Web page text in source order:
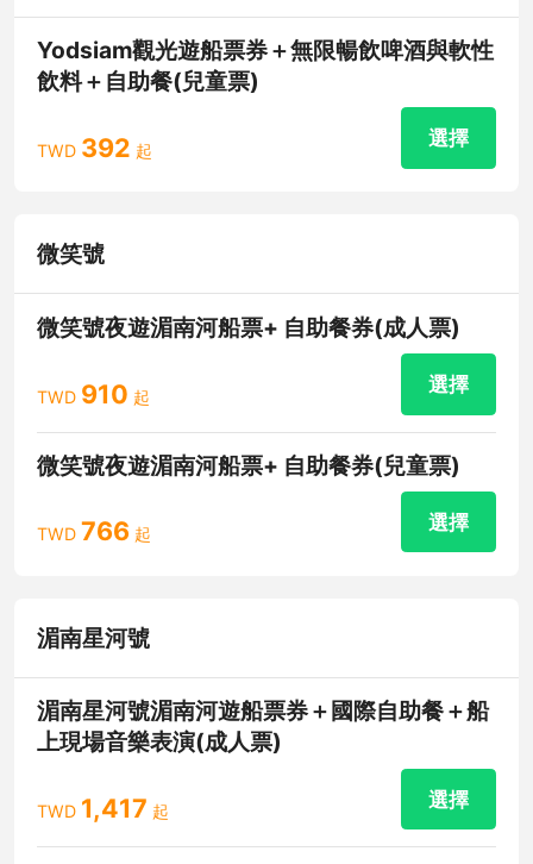
Yodsiam觀光遊船票券＋無限暢飲啤酒與軟性
飲料＋自助餐(兒童票)
TWD 392 起
選擇
微笑號
微笑號夜遊湄南河船票+ 自助餐券(成人票)
TWD 910 起
選擇
微笑號夜遊湄南河船票+ 自助餐券(兒童票)
TWD 766 起
選擇
湄南星河號
湄南星河號湄南河遊船票券＋國際自助餐＋船
上現場音樂表演(成人票)
TWD 1,417 起
選擇